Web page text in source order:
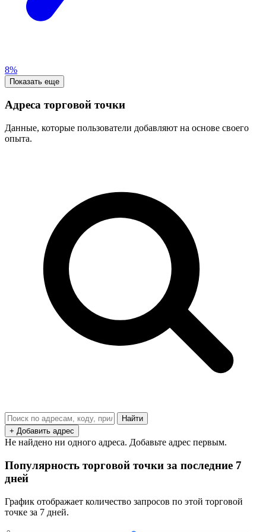
8%
Показать еще
Адреса торговой точки
Данные, которые пользователи добавляют на основе своего
опыта.
Найти
+ Добавить адрес
Не найдено ни одного адреса. Добавьте адрес первым.
Популярность торговой точки за последние 7
дней
График отображает количество запросов по этой торговой
точке за 7 дней.